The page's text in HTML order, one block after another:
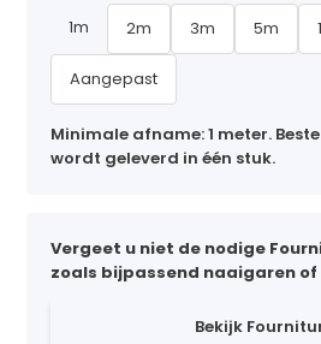
1m 2m 3m 5m
Aangepast
Minimale afname: 1 meter.
wordt geleverd in één stuk.
Vergeet u niet de nodige
zoals bijpassend naaigaren
Bekijk